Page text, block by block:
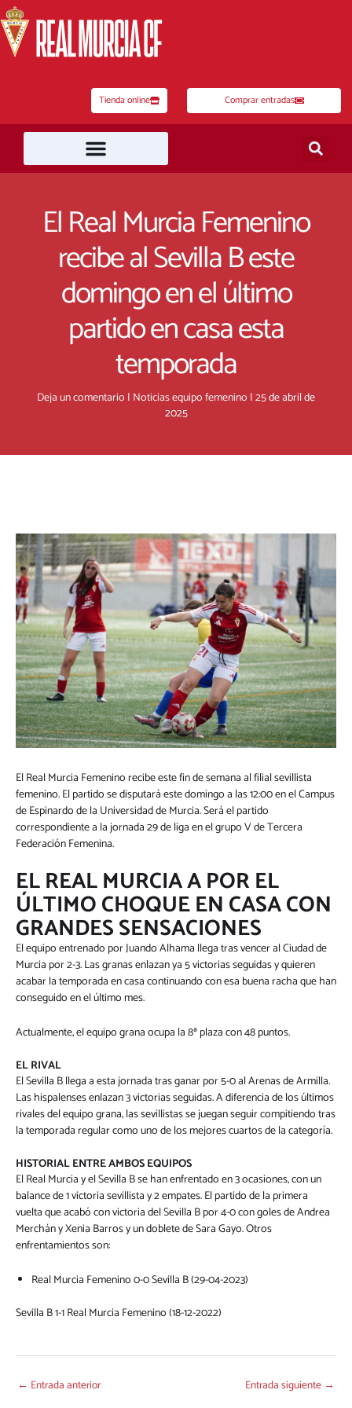
al
contenido
Tienda online Comprar entradas
El Real Murcia Femenino
recibe al Sevilla B este
domingo en el último
partido en casa esta
temporada
Deja un comentario | Noticias equipo femenino |25 de abril de
2025
El Real Murcia Femenino recibe este fin de semana al filial sevillista
femenino. El partido se disputará este domingo a las 12:00 en el Campus
de Espinardo de la Universidad de Murcia. Será el partido
correspondiente a la jornada 29 de liga en el grupo V de Tercera
Federación Femenina.
EL REAL MURCIA A POR EL
ÚLTIMO CHOQUE EN CASA CON
GRANDES SENSACIONES
El equipo entrenado por Juando Alhama llega tras vencer al Ciudad de
Murcia por 2-3. Las granas enlazan ya 5 victorias seguidas y quieren
acabar la temporada en casa continuando con esa buena racha que han
conseguido en el último mes.
Actualmente, el equipo grana ocupa la 8ª plaza con 48 puntos.
EL RIVAL
El Sevilla B llega a esta jornada tras ganar por 5-0 al Arenas de Armilla.
Las hispalenses enlazan 3 victorias seguidas. A diferencia de los últimos
rivales del equipo grana, las sevillistas se juegan seguir compitiendo tras
la temporada regular como uno de los mejores cuartos de la categoría.
HISTORIAL ENTRE AMBOS EQUIPOS
El Real Murcia y el Sevilla B se han enfrentado en 3 ocasiones, con un
balance de 1 victoria sevillista y 2 empates. El partido de la primera
vuelta que acabó con victoria del Sevilla B por 4-0 con goles de Andrea
Merchán y Xenia Barros y un doblete de Sara Gayo. Otros
enfrentamientos son:
Real Murcia Femenino 0-0 Sevilla B (29-04-2023)
Sevilla B 1-1 Real Murcia Femenino (18-12-2022)
← Entrada anterior Entrada siguiente →